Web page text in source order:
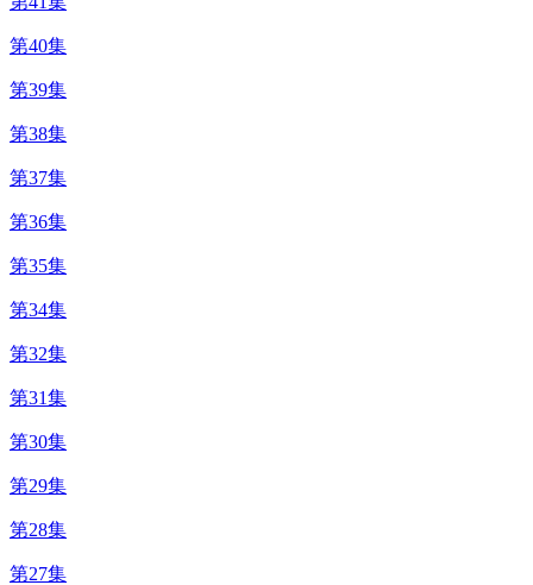
第40集
第39集
第38集
第37集
第36集
第35集
第34集
第32集
第31集
第30集
第29集
第28集
第27集